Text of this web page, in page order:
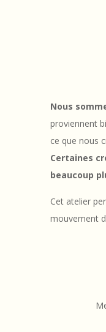
–
S
e
l
i
Nous
proviennent
ce que nous
Certaines
beaucoup
Cet atelier
mouvement